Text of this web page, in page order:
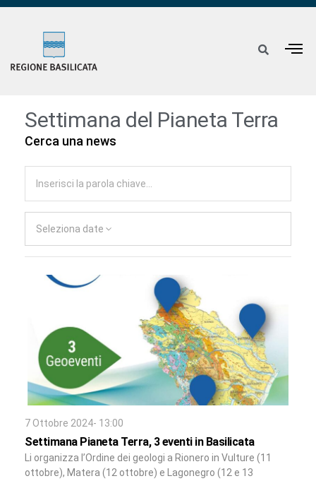
Settimana del Pianeta Terra
Cerca una news
Seleziona date
7 Ottobre 2024- 13:00
Settimana Pianeta Terra, 3 eventi in Basilicata
Li organizza l’Ordine dei geologi a Rionero in Vulture (11
ottobre), Matera (12 ottobre) e Lagonegro (12 e 13